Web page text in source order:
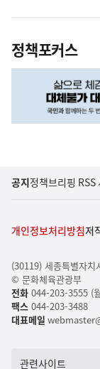
정책포커스
공지정책브리핑 RSS
개인정보처리방침저
(30119) 세종특별자
© 문화체육관광부
전화044-203-3555 (
팩스 044-203-3488
대표메일
관련사이트